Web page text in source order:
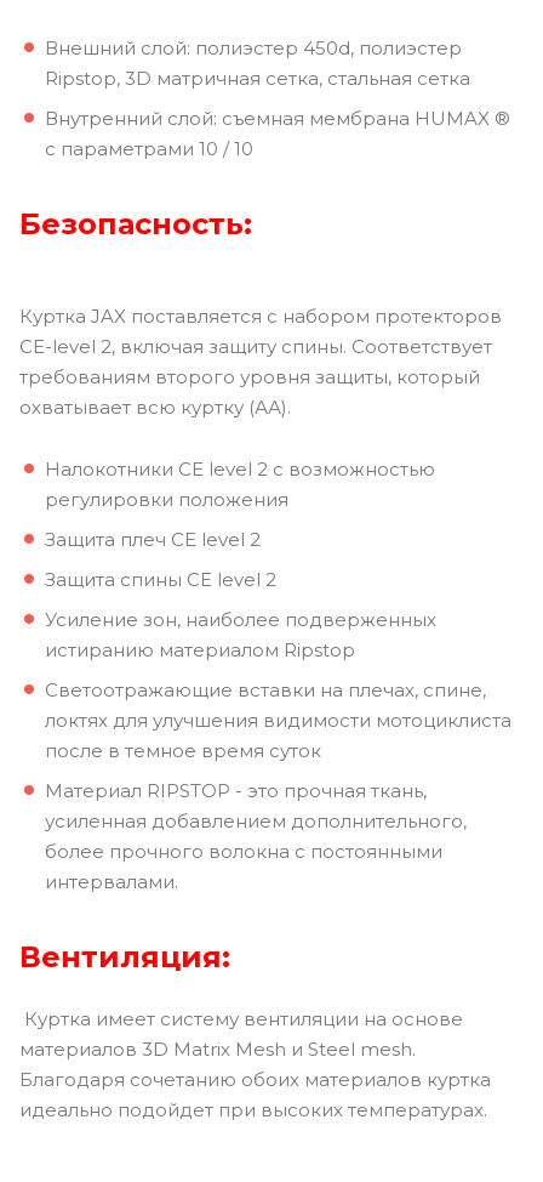
Внешний слой: полиэстер 450d, полиэстер
Ripstop, 3D матричная сетка, стальная сетка
Внутренний слой: съемная мембрана HUMAX ®
с параметрами 10 / 10
Безопасность:
Куртка JAX поставляется с набором протекторов
CE-level 2, включая защиту спины. Соответствует
требованиям второго уровня защиты, который
охватывает всю куртку (АА).
Налокотники CE level 2 с возможностью
регулировки положения
Защита плеч CE level 2
Защита спины CE level 2
Усиление зон, наиболее подверженных
истиранию материалом Ripstop
Светоотражающие вставки на плечах, спине,
локтях для улучшения видимости мотоциклиста
после в темное время суток
Материал RIPSTOP - это прочная ткань,
усиленная добавлением дополнительного,
более прочного волокна с постоянными
интервалами.
Вентиляция:
Куртка имеет систему вентиляции на основе
материалов 3D Matrix Mesh и Steel mesh.
Благодаря сочетанию обоих материалов куртка
идеально подойдет при высоких температурах.